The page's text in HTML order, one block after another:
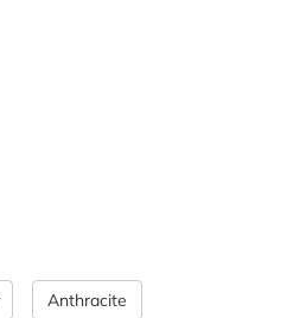
Anthracite